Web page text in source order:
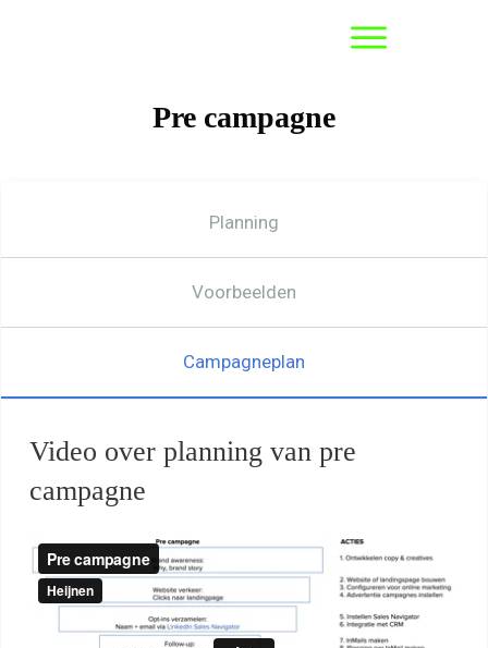
Pre campagne
Planning
Voorbeelden
Campagneplan
Video over planning van pre
campagne